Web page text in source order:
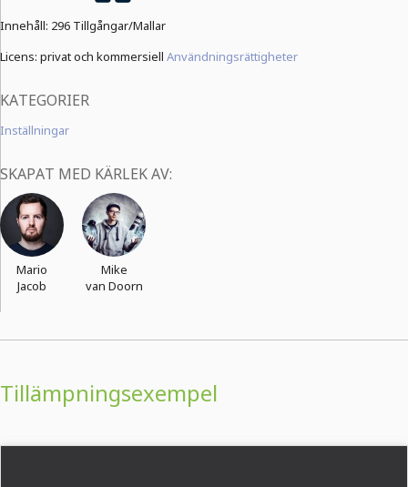
Innehåll: 296 Tillgångar/Mallar
Licens: privat och kommersiell Användningsrättigheter
KATEGORIER
Inställningar
SKAPAT MED KÄRLEK AV:
Mario
Jacob
Mike
van Doorn
Tillämpningsexempel